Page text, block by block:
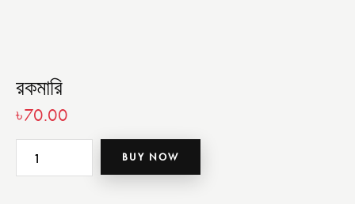
রকমারি
৳70.00
BUY NOW